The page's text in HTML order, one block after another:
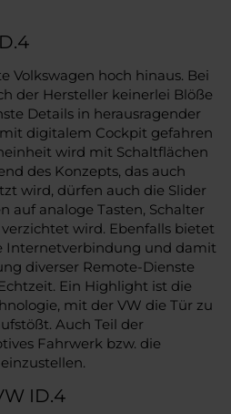
Volkswagen hoch hinaus. Bei
der Hersteller keinerlei Blöße
Details in herausragender
digitalem Cockpit gefahren
wird mit Schaltflächen
des Konzepts, das auch
wird, dürfen auch die Slider
auf analoge Tasten, Schalter
wird. Ebenfalls bietet
Internetverbindung und damit
diverser Remote-Dienste
Ein Highlight ist die
mit der VW die Tür zu
Auch Teil der
Fahrwerk bzw. die
ID.4